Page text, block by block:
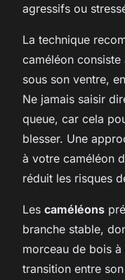
agressifs ou
La technique
caméléon
sous son ventre,
Ne jamais saisir
queue, car cela
blesser. Une
à votre caméléon
réduit les risques
Les caméléons
branche stable,
morceau de bois
transition entre